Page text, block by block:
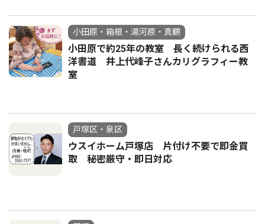
小田原・箱根・湯河原・真鶴
小田原で約25年の教室 長く続けられる西
洋書道 井上代峰子さんカリグラフィー教
室
戸塚区・泉区
ウスイホーム戸塚店 片付け不要で即金買
取 秘密厳守・即日対応